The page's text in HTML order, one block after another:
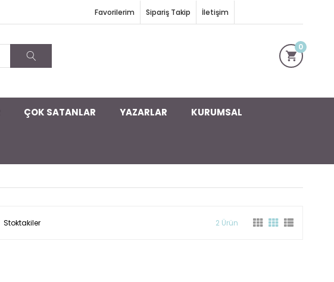
Sipariş Takip İletişim
Favorilerim
0
ÇOK SATANLAR YAZARLAR KURUMSAL
Stoktakiler 2 Ürün